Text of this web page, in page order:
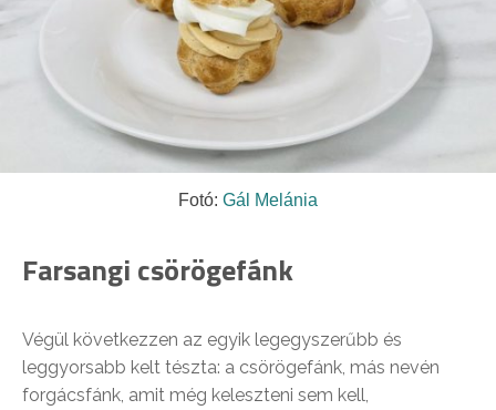
Fotó: Gál Melánia
Farsangi csörögefánk
Végül következzen az egyik legegyszerűbb és
leggyorsabb kelt tészta: a csörögefánk, más nevén
forgácsfánk, amit még keleszteni sem kell,